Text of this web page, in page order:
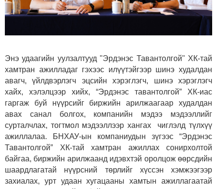
Энэ удаагийн уулзалтууд "Эрдэнэс Тавантолгой" ХК-тай
хамтран ажилладаг гэхээс илүүтэйгээр шинэ худалдан
авагч, үйлдвэрлэгч эцсийн хэрэглэгч, шинэ хэрэглэгч
хайх, хэлэлцээр хийх, “Эрдэнэс тавантолгой” ХК-иас
гаргаж буй нүүрсийг биржийн арилжаагаар худалдан
авах санал болгох, компанийн мэдээ мэдээллийг
сурталчлах, тогтмол мэдээллээр хангах чиглэлд түлхүү
ажиллалаа.
БНХАУ-ын компаниудын зүгээс “Эрдэнэс
Тавантолгой” ХК-тай хамтран ажиллах сонирхолтой
байгаа, биржийн арилжаанд идэвхтэй оролцож өөрсдийн
шаардлагатай нүүрсний төрлийг хүссэн хэмжээгээр
захиалах, урт удаан хугацааны хамтын ажиллагаатай